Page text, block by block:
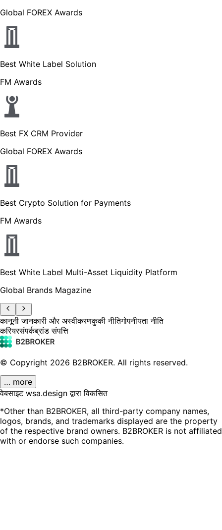
Global FOREX Awards
Best White Label Solution
FM Awards
Best FX CRM Provider
Global FOREX Awards
Best Crypto Solution for Payments
FM Awards
Best White Label Multi-Asset Liquidity Platform
Global Brands Magazine
कानूनी जानकारी और अस्वीकरणकुकी नीतिगोपनीयता नीति
करियरसंपर्कब्रांड संपत्ति
© Copyright 2026 B2BROKER. All rights reserved.
… more
वेबसाइट wsa.design द्वारा विकसित
*Other than B2BROKER, all third-party company names,
logos, brands, and trademarks displayed are the property
of the respective brand owners. B2BROKER is not affiliated
with or endorse such companies.